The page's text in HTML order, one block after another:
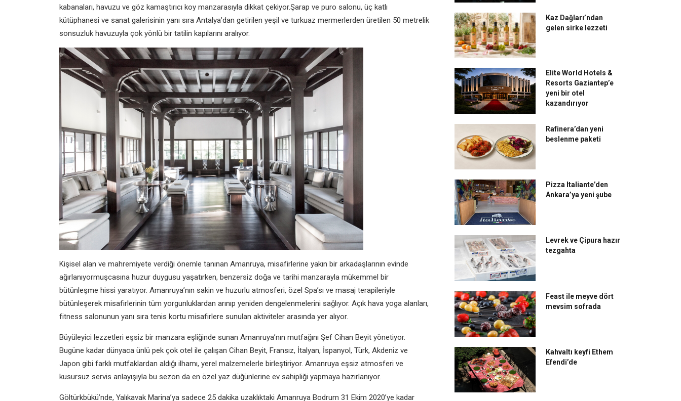
kabanaları, havuzu ve göz kamaştırıcı koy manzarasıyla dikkat çekiyor.Şarap ve puro salonu, üç katlı
kütüphanesi ve sanat galerisinin yanı sıra Antalya’dan getirilen yeşil ve turkuaz mermerlerden üretilen 50 metrelik
sonsuzluk havuzuyla çok yönlü bir tatilin kapılarını aralıyor.
Kişisel alan ve mahremiyete verdiği önemle tanınan Amanruya, misafirlerine yakın bir arkadaşlarının evinde
ağırlanıyormuşcasına huzur duygusu yaşatırken, benzersiz doğa ve tarihi manzarayla mükemmel bir
bütünleşme hissi yaratıyor. Amanruya’nın sakin ve huzurlu atmosferi, özel Spa’sı ve masaj terapileriyle
bütünleşerek misafirlerinin tüm yorgunluklardan arınıp yeniden dengelenmelerini sağlıyor. Açık hava yoga alanları,
fitness salonunun yanı sıra tenis kortu misafirlere sunulan aktiviteler arasında yer alıyor.
Büyüleyici lezzetleri eşsiz bir manzara eşliğinde sunan Amanruya’nın mutfağını Şef Cihan Beyit yönetiyor.
Bugüne kadar dünyaca ünlü pek çok otel ile çalışan Cihan Beyit, Fransız, İtalyan, İspanyol, Türk, Akdeniz ve
Japon gibi farklı mutfaklardan aldığı ilhamı, yerel malzemelerle birleştiriyor. Amanruya eşsiz atmosferi ve
kusursuz servis anlayışıyla bu sezon da en özel yaz düğünlerine ev sahipliği yapmaya hazırlanıyor.
Göltürkbükü’nde, Yalıkavak Marina’ya sadece 25 dakika uzaklıktaki Amanruya Bodrum 31 Ekim 2020’ye kadar
Kaz Dağları’ndan
gelen sirke lezzeti
Elite World Hotels &
Resorts Gaziantep’e
yeni bir otel
kazandırıyor
Rafinera’dan yeni
beslenme paketi
Pizza Italiante’den
Ankara’ya yeni şube
Levrek ve Çipura hazır
tezgahta
Feast ile meyve dört
mevsim sofrada
Kahvaltı keyfi Ethem
Efendi’de